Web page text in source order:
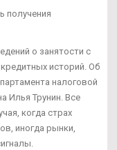
получения
о занятости с
историй. Об
налоговой
Илья Трунин. Все
когда страх
иногда рынки,